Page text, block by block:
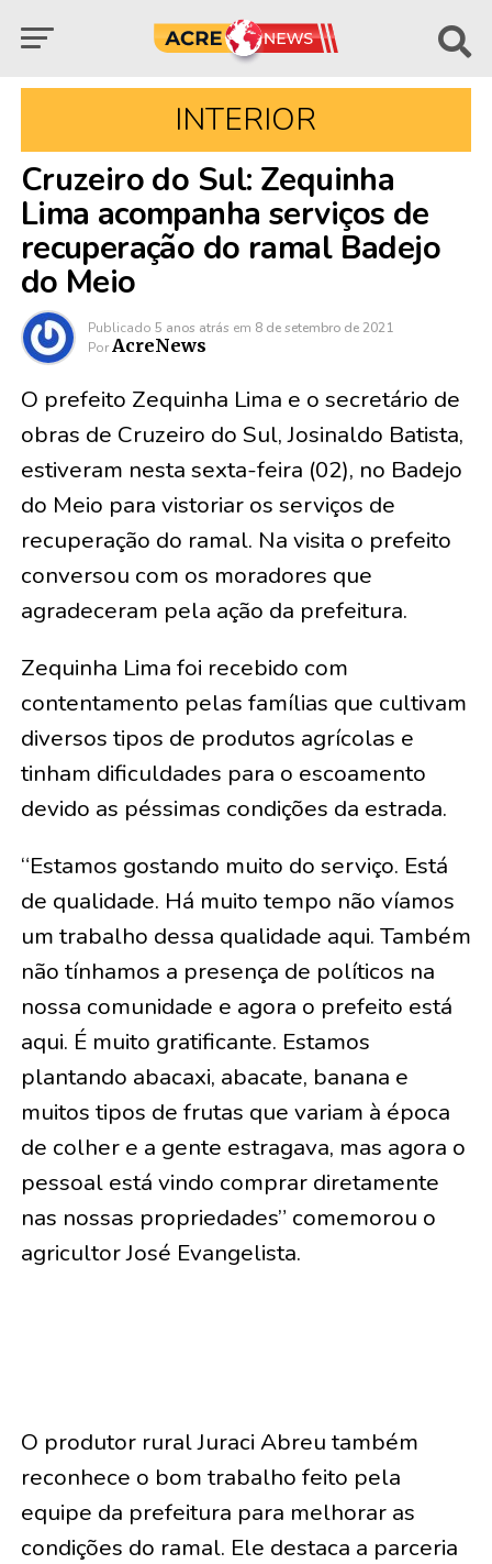
INTERIOR
Cruzeiro do Sul: Zequinha
Lima acompanha serviços de
recuperação do ramal Badejo
do Meio
Publicado 5 anos atrás em 8 de setembro de 2021
Por AcreNews
O prefeito Zequinha Lima e o secretário de
obras de Cruzeiro do Sul, Josinaldo Batista,
estiveram nesta sexta-feira (02), no Badejo
do Meio para vistoriar os serviços de
recuperação do ramal. Na visita o prefeito
conversou com os moradores que
agradeceram pela ação da prefeitura.
Zequinha Lima foi recebido com
contentamento pelas famílias que cultivam
diversos tipos de produtos agrícolas e
tinham dificuldades para o escoamento
devido as péssimas condições da estrada.
“Estamos gostando muito do serviço. Está
de qualidade. Há muito tempo não víamos
um trabalho dessa qualidade aqui. Também
não tínhamos a presença de políticos na
nossa comunidade e agora o prefeito está
aqui. É muito gratificante. Estamos
plantando abacaxi, abacate, banana e
muitos tipos de frutas que variam à época
de colher e a gente estragava, mas agora o
pessoal está vindo comprar diretamente
nas nossas propriedades” comemorou o
agricultor José Evangelista.
O produtor rural Juraci Abreu também
reconhece o bom trabalho feito pela
equipe da prefeitura para melhorar as
condições do ramal. Ele destaca a parceria